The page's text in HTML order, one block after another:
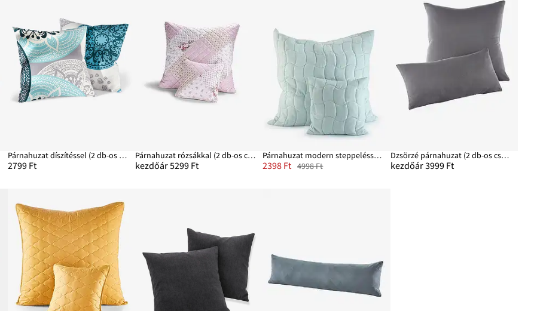
Párnahuzat díszítéssel (2 db-os csomag)
2799 Ft
Párnahuzat rózsákkal (2 db-os csomag)
kezdőár 5299 Ft
Párnahuzat modern steppeléssel (2 db-os csomag)
2398 Ft 4998 Ft
Dzsörzé párnahuzat (2 db-os csomag)
kezdőár 3999 Ft